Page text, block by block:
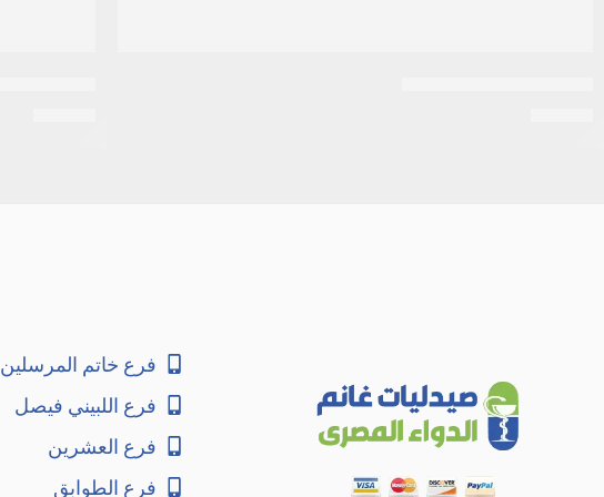
فرع خاتم المرسلين
فرع اللبيني فيصل
فرع العشرين
فرع الطوابق